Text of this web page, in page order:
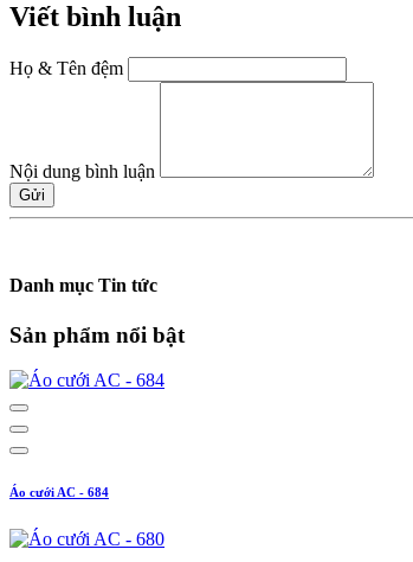
Viết bình luận
Họ & Tên đệm
Nội dung bình luận
Gửi
Danh mục Tin tức
Sản phẩm nổi bật
Áo cưới AC - 684